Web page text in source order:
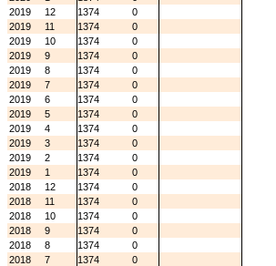
2019
12 1374
0
2019
11 1374
0
2019
10 1374
0
2019
9 1374
0
2019
8 1374
0
2019
7 1374
0
2019
6 1374
0
2019
5 1374
0
2019
4 1374
0
2019
3 1374
0
2019
2 1374
0
2019
1 1374
0
2018
12 1374
0
2018
11 1374
0
2018
10 1374
0
2018
9 1374
0
2018
8 1374
0
2018
7 1374
0